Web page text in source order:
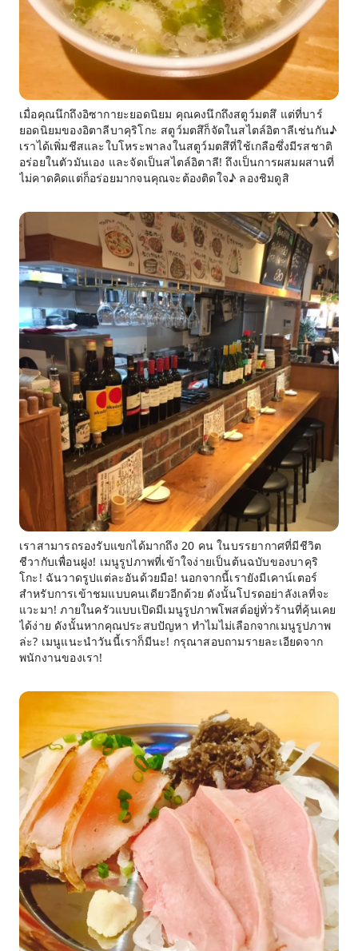
เมื่อคุณนึกถึงอิซากายะยอดนิยม คุณคงนึกถึงสตูว์มตสึ แต่ที่บาร์
ยอดนิยมของอิตาลีบาคุริโกะ สตูว์มตสึก็จัดในสไตล์อิตาลีเช่นกัน♪
เราได้เพิ่มชีสและใบโหระพาลงในสตูว์มตสึที่ใช้เกลือซึ่งมีรสชาติ
อร่อยในตัวมันเอง และจัดเป็นสไตล์อิตาลี! ถึงเป็นการผสมผสานที่
ไม่คาดคิดแต่ก็อร่อยมากจนคุณจะต้องติดใจ♪ ลองชิมดูสิ
เราสามารถรองรับแขกได้มากถึง 20 คน ในบรรยากาศที่มีชีวิต
ชีวากับเพื่อนฝูง! เมนูรูปภาพที่เข้าใจง่ายเป็นต้นฉบับของบาคุริ
โกะ! ฉันวาดรูปแต่ละอันด้วยมือ! นอกจากนี้เรายังมีเคาน์เตอร์
สำหรับการเข้าชมแบบคนเดียวอีกด้วย ดังนั้นโปรดอย่าลังเลที่จะ
แวะมา! ภายในครัวแบบเปิดมีเมนูรูปภาพโพสต์อยู่ทั่วร้านที่คุ้นเคย
ได้ง่าย ดังนั้นหากคุณประสบปัญหา ทำไมไม่เลือกจากเมนูรูปภาพ
ล่ะ? เมนูแนะนำวันนี้เราก็มีนะ! กรุณาสอบถามรายละเอียดจาก
พนักงานของเรา!